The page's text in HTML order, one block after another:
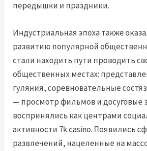
передышки и праздники.
Индустриальная эпоха также
развитию популярной
стали находить пути проводить
общественных местах:
гуляния, соревновательные
— просмотр фильмов и досуговые
воспринялись как центрами
активности 7k casino. Появились
развлечений, нацеленные на